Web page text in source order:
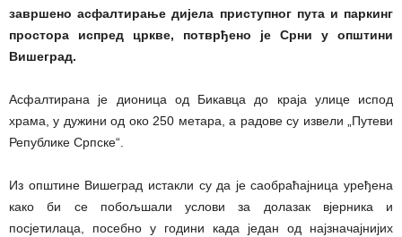
завршено асфалтирање дијела приступног пута и паркинг
простора испред цркве, потврђено је Срни у општини
Вишеград.
Асфалтирана је дионица од Бикавца до краја улице испод
храма, у дужини од око 250 метара, а радове су извели „Путеви
Републике Српске“.
Из општине Вишеград истакли су да је саобраћајница уређена
како би се побољшали услови за долазак вјерника и
посјетилаца, посебно у години када један од најзначајнијих